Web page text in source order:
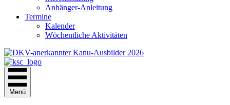
Anhänger-Anleitung
Termine
Kalender
Wöchentliche Aktivitäten
Menü